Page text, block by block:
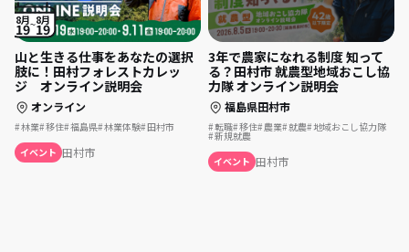
8月
19
8月
19
山と生きる仕事をあなたの選択
肢に！田村フォレストカレッ
ジ オンライン説明会
オンライン
林業 移住 福島県 林業体験 田村市
イベント 田村市
3年で農家になれる制度 知って
る？田村市 就農型地域おこし協
力隊 オンライン説明会
福島県田村市
転職 移住 農業 就農 地域おこし協力隊
新規就農
イベント 田村市